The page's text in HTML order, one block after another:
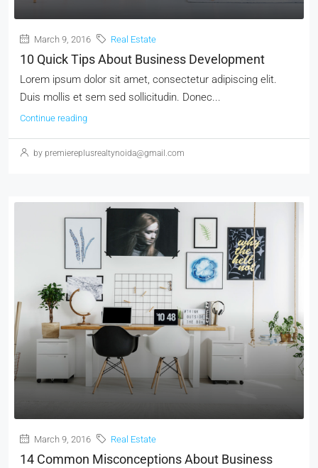
March 9, 2016 Real Estate
10 Quick Tips About Business Development
Lorem ipsum dolor sit amet, consectetur adipiscing elit.
Duis mollis et sem sed sollicitudin. Donec...
Continue reading
by premiereplusrealtynoida@gmail.com
March 9, 2016 Real Estate
14 Common Misconceptions About Business